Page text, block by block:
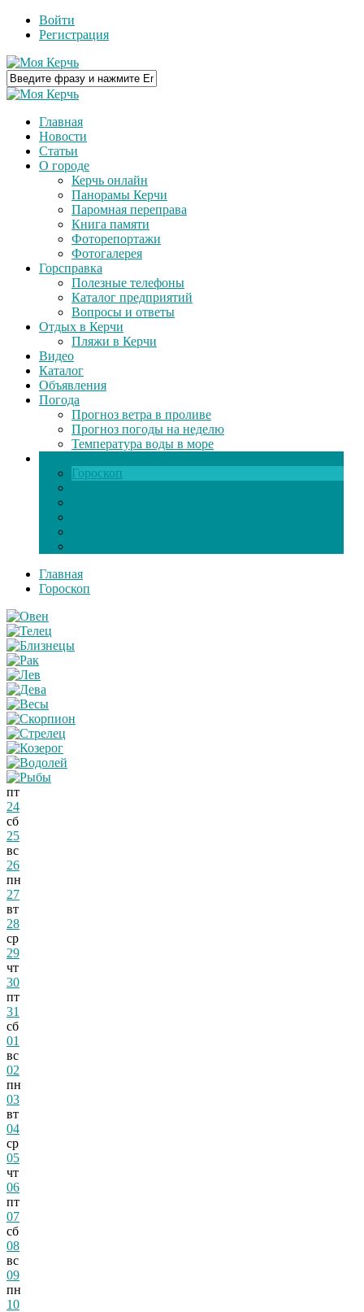
Войти
Регистрация
Главная
Новости
Статьи
О городе
Керчь онлайн
Панорамы Керчи
Паромная переправа
Книга памяти
Фоторепортажи
Фотогалерея
Горсправка
Полезные телефоны
Каталог предприятий
Вопросы и ответы
Отдых в Керчи
Пляжи в Керчи
Видео
Каталог
Объявления
Погода
Прогноз ветра в проливе
Прогноз погоды на неделю
Температура воды в море
Гороскоп
Главная
Гороскоп
пт
24
сб
25
вс
26
пн
27
вт
28
ср
29
чт
30
пт
31
сб
01
вс
02
пн
03
вт
04
ср
05
чт
06
пт
07
сб
08
вс
09
пн
10